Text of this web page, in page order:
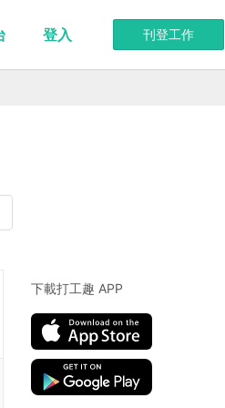
刊登工作
登入
下載打工趣 APP